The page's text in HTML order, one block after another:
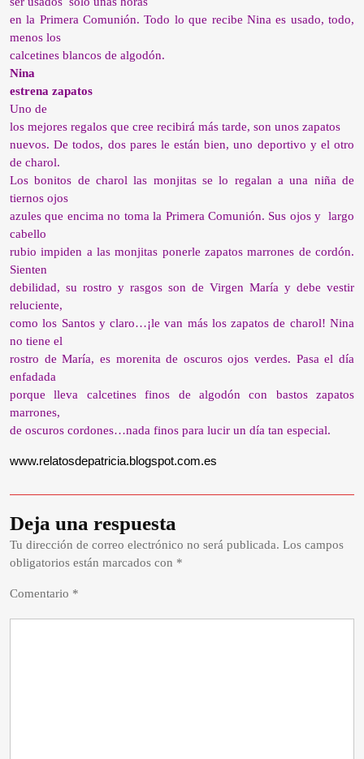
en la Primera Comunión. Todo lo que recibe Nina es usado, todo,
menos los
calcetines blancos de algodón.
Nina
estrena zapatos
Uno de
los mejores regalos que cree recibirá más tarde, son unos zapatos
nuevos. De todos, dos pares le están bien, uno deportivo y el otro
de charol.
Los bonitos de charol las monjitas se lo regalan a una niña de
tiernos ojos
azules que encima no toma la Primera Comunión. Sus ojos y largo
cabello
rubio impiden a las monjitas ponerle zapatos marrones de cordón.
Sienten
debilidad, su rostro y rasgos son de Virgen María y debe vestir
reluciente,
como los Santos y claro…¡le van más los zapatos de charol! Nina
no tiene el
rostro de María, es morenita de oscuros ojos verdes. Pasa el día
enfadada
porque lleva calcetines finos de algodón con bastos zapatos
marrones,
de oscuros cordones…nada finos para lucir un día tan especial.
www.relatosdepatricia.blogspot.com.es
Deja una respuesta
Tu dirección de correo electrónico no será publicada. Los campos
obligatorios están marcados con *
Comentario *